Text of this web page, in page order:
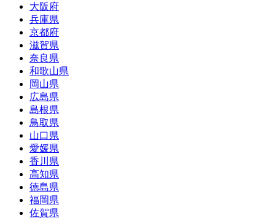
大阪府
兵庫県
京都府
滋賀県
奈良県
和歌山県
岡山県
広島県
島根県
鳥取県
山口県
愛媛県
香川県
高知県
徳島県
福岡県
佐賀県